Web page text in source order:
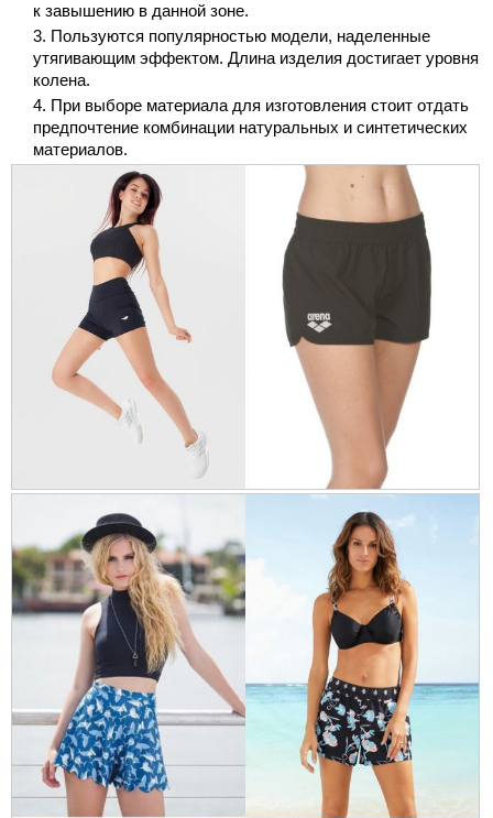
к завышению в данной зоне.
Пользуются популярностью модели, наделенные
утягивающим эффектом. Длина изделия достигает уровня
колена.
При выборе материала для изготовления стоит отдать
предпочтение комбинации натуральных и синтетических
материалов.